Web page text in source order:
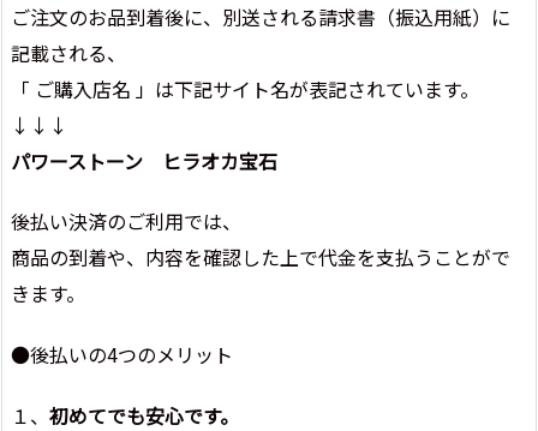
ご注文のお品到着後に、別送される請求書（振込用紙）に
記載される、
「 ご購入店名 」は下記サイト名が表記されています。
↓↓↓
パワーストーン ヒラオカ宝石
後払い決済のご利用では、
商品の到着や、内容を確認した上で代金を支払うことがで
きます。
●後払いの4つのメリット
１、 初めてでも安心です。